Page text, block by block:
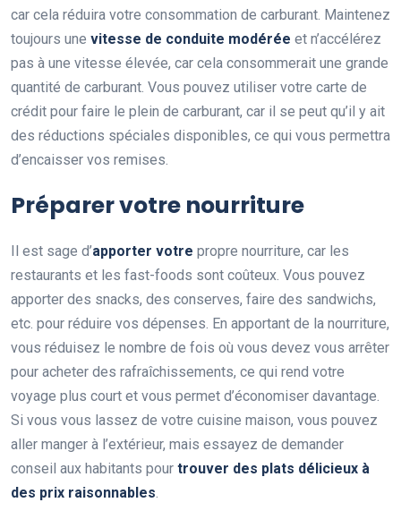
car cela réduira votre consommation de carburant. Maintenez
toujours une vitesse de conduite modérée et n’accélérez
pas à une vitesse élevée, car cela consommerait une grande
quantité de carburant. Vous pouvez utiliser votre carte de
crédit pour faire le plein de carburant, car il se peut qu’il y ait
des réductions spéciales disponibles, ce qui vous permettra
d’encaisser vos remises.
Préparer votre nourriture
Il est sage d’apporter votre propre nourriture, car les
restaurants et les fast-foods sont coûteux. Vous pouvez
apporter des snacks, des conserves, faire des sandwichs,
etc. pour réduire vos dépenses. En apportant de la nourriture,
vous réduisez le nombre de fois où vous devez vous arrêter
pour acheter des rafraîchissements, ce qui rend votre
voyage plus court et vous permet d’économiser davantage.
Si vous vous lassez de votre cuisine maison, vous pouvez
aller manger à l’extérieur, mais essayez de demander
conseil aux habitants pour trouver des plats délicieux à
des prix raisonnables